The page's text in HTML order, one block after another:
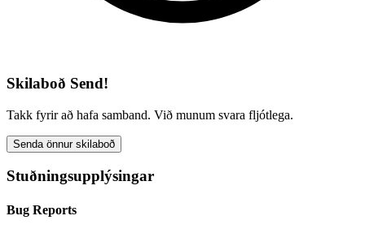
Skilaboð Send!
Takk fyrir að hafa samband. Við munum svara fljótlega.
Senda önnur skilaboð
Stuðningsupplýsingar
Bug Reports